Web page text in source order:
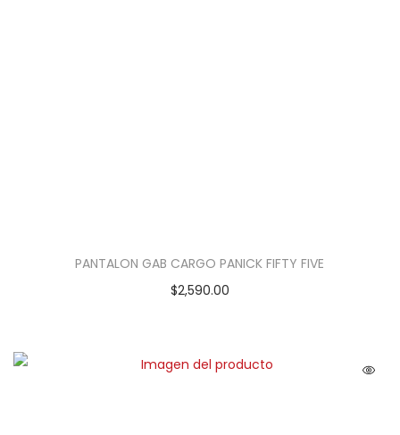
PANTALON GAB CARGO PANICK FIFTY FIVE
$2,590.00